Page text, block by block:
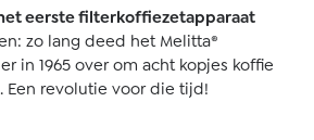
eerste filterkoffiezetapparaat
zo lang deed het Melitta®
in 1965 over om acht kopjes koffie
Een revolutie voor die tijd!